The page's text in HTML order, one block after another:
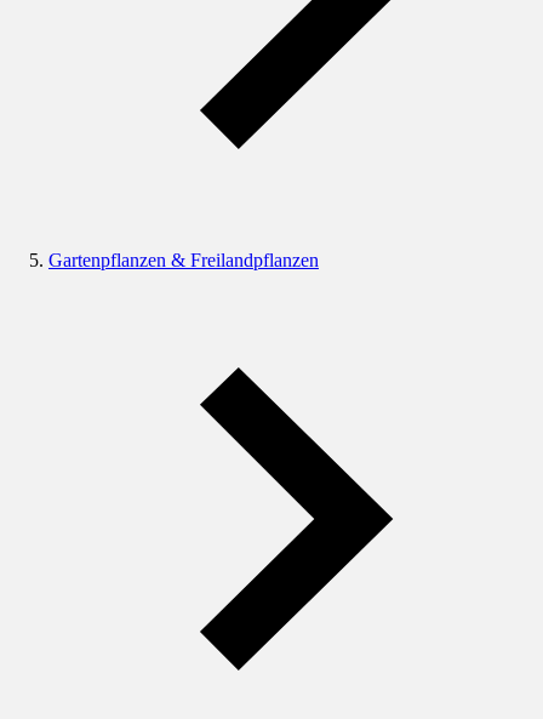
Gartenpflanzen & Freilandpflanzen